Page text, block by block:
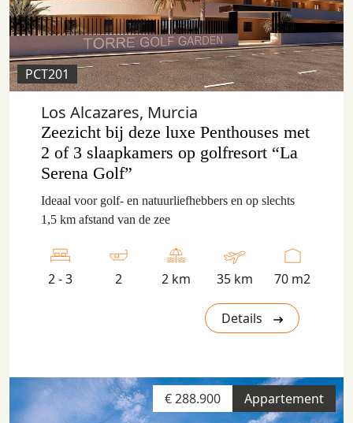
PCT201
Los Alcazares, Murcia
Zeezicht bij deze luxe Penthouses met
2 of 3 slaapkamers op golfresort “La
Serena Golf”
Ideaal voor golf- en natuurliefhebbers en op slechts
1,5 km afstand van de zee
2 - 3 2 2 km 35 km 70 m2
Details
Appartement
€ 288.900